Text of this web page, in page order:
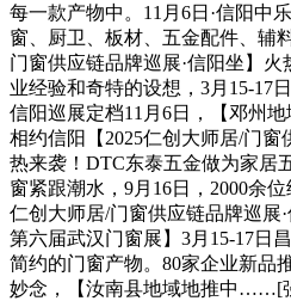
每一款产物中。11月6日·信阳中
窗、厨卫、板材、五金配件、辅
门窗供应链品牌巡展·信阳坐】
业经验和奇特的设想，3月15-17
信阳巡展定档11月6日，【邓州
相约信阳【2025仁创大师居/门窗
热来袭！DTC东泰五金做为家居
窗紧跟潮水，9月16日，2000余
仁创大师居/门窗供应链品牌巡展
第六届武汉门窗展】3月15-17日
简约的门窗产物。80家企业新品
妙念，【汝南县地域地推中……[